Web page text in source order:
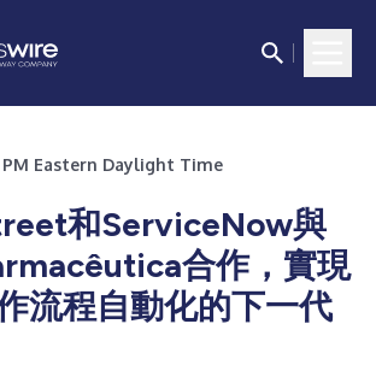
PM Eastern Daylight Time
和ServiceNow與
合作，實現
流程自動化的下一代